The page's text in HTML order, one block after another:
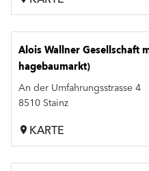
Alois Wallner Gesellschaft
hagebaumarkt)
An der Umfahrungsstrasse 4
8510 Stainz
KARTE